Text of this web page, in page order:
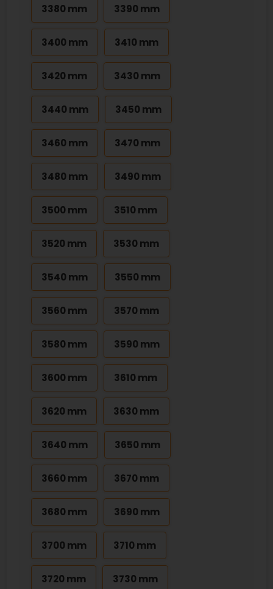
3380 mm 3390 mm
3400 mm 3410 mm
3420 mm 3430 mm
3440 mm 3450 mm
3460 mm 3470 mm
3480 mm 3490 mm
3500 mm 3510 mm
3520 mm 3530 mm
3540 mm 3550 mm
3560 mm 3570 mm
3580 mm 3590 mm
3600 mm 3610 mm
3620 mm 3630 mm
3640 mm 3650 mm
3660 mm 3670 mm
3680 mm 3690 mm
3700 mm 3710 mm
3720 mm 3730 mm